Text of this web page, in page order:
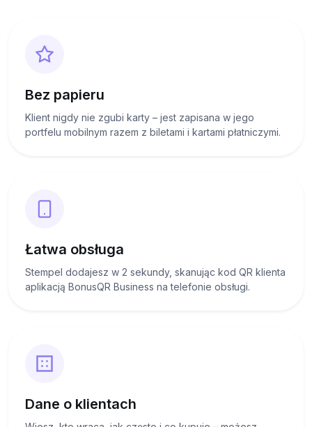
Bez papieru
Klient nigdy nie zgubi karty – jest zapisana w jego
portfelu mobilnym razem z biletami i kartami płatniczymi.
Łatwa obsługa
Stempel dodajesz w 2 sekundy, skanując kod QR klienta
aplikacją BonusQR Business na telefonie obsługi.
Dane o klientach